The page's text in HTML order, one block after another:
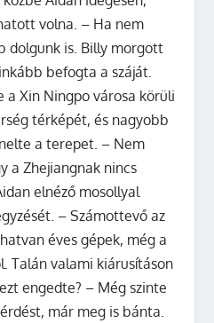
volna. – Ha nem
dolgunk is. Billy morgott
befogta a száját.
a Xin Ningpo városa körüli
térképét, és nagyobb
a terepet. – Nem
a Zhejiangnak nincs
elnéző mosollyal
– Számottevő az
éves gépek, még a
Talán valami kiárusításon
engedte? – Még szinte
már meg is bánta.